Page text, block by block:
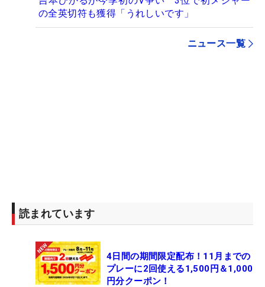
の全英切符も獲得「うれしいです」
ニュース一覧
読まれています
4日間の期間限定配布！11月までの
プレーに2回使える1,500円＆1,000
円分クーポン！